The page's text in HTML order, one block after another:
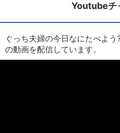
Youtubeチ
ぐっち夫婦の今日なにたべよ
の動画を配信しています。